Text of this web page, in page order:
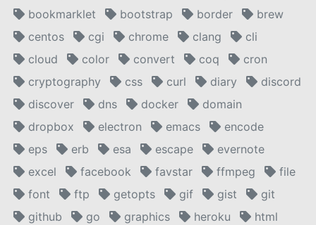
bookmarklet
bootstrap border
brew
centos
cgi chrome clang
cli
cloud
color convert coq
cron
cryptography
css curl diary
discord
discover
dns docker
domain
dropbox
electron emacs
encode
eps
erb esa escape
evernote
excel
facebook favstar ffmpeg
file
font
ftp getopts gif gist
git
github
go graphics heroku
html